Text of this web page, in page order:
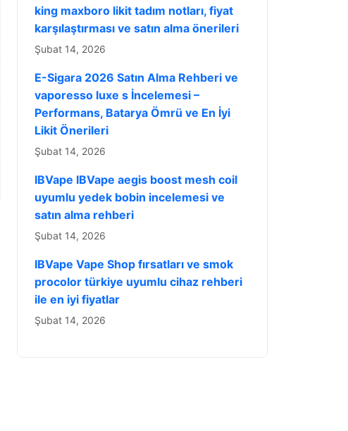
king maxboro likit tadım notları, fiyat
karşılaştırması ve satın alma önerileri
Şubat 14, 2026
E-Sigara 2026 Satın Alma Rehberi ve
vaporesso luxe s İncelemesi –
Performans, Batarya Ömrü ve En İyi
Likit Önerileri
Şubat 14, 2026
IBVape IBVape aegis boost mesh coil
uyumlu yedek bobin incelemesi ve
satın alma rehberi
Şubat 14, 2026
IBVape Vape Shop fırsatları ve smok
procolor türkiye uyumlu cihaz rehberi
ile en iyi fiyatlar
Şubat 14, 2026